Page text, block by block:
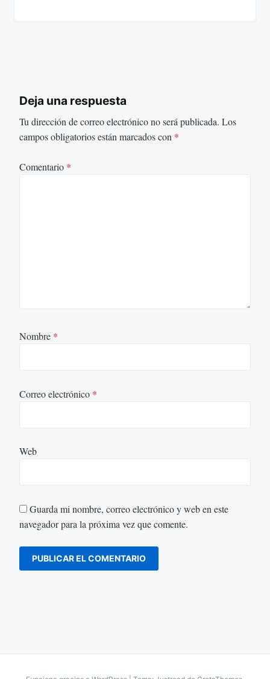
Deja una respuesta
Tu dirección de correo electrónico no será publicada. Los
campos obligatorios están marcados con *
Comentario *
Nombre *
Correo electrónico *
Web
Guarda mi nombre, correo electrónico y web en este
navegador para la próxima vez que comente.